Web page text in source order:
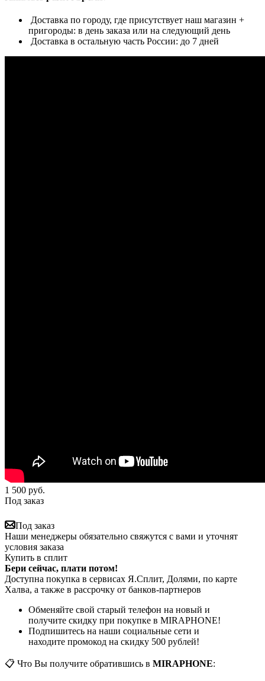
Доставка по городу, где присутствует наш магазин +
пригороды: в день заказа или на следующий день
Доставка в остальную часть России: до 7 дней
1 500 руб.
Под заказ
Под заказ
Наши менеджеры обязательно свяжутся с вами и уточнят
условия заказа
Купить в сплит
Бери сейчас, плати потом!
Доступна покупка в сервисах Я.Сплит, Долями, по карте
Халва, а также в рассрочку от банков-партнеров
Обменяйте свой старый телефон на новый и
получите скидку при покупке в MIRAPHONE!
Подпишитесь на наши социальные сети и
находите промокод на скидку 500 рублей!
📋 Что Вы получите обратившись в MIRAPHONE: